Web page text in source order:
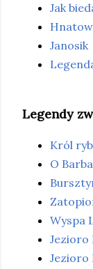
Jak
Janosik
Legendy
Król ryb
O
Wyspa
Jezioro
Jezioro